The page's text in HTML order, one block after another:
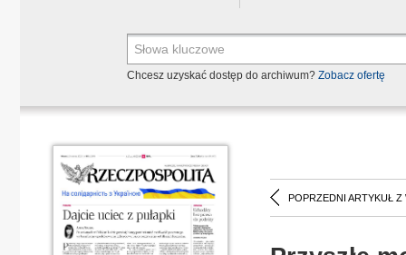
Chcesz uzyskać dostęp do archiwum? Zobacz ofertę
POPRZEDNI ARTYKUŁ Z